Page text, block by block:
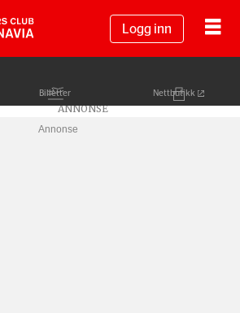
Logg inn
Billetter Nettbutikk
Annonse